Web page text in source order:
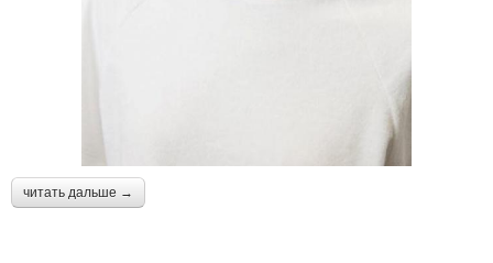
читать дальше →